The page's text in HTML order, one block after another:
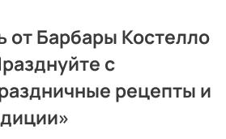
от Барбары Костелло
с
рецепты и